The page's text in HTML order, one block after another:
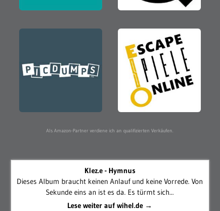
Als Amazon-Partner verdiene ich an qualifizierten Verkäufen.
Klez.e - Hymnus
Dieses Album braucht keinen Anlauf und keine Vorrede. Von
Sekunde eins an ist es da. Es türmt sich...
Lese weiter auf wihel.de →